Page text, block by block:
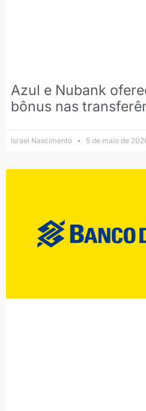
Azul e Nubank
bônus nas
Israel Nascimento 5 de maio de